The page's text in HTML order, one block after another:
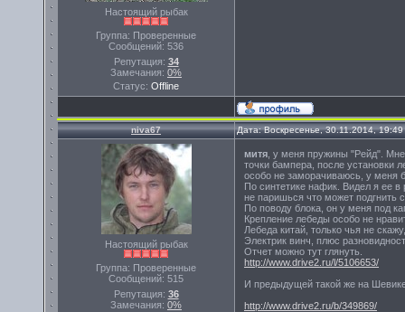
Настоящий рыбак
Группа: Проверенные
Сообщений: 536
Репутация: 34
Замечания: 0%
Статус: Offline
niva67 Дата: Воскресенье, 30.11.2014,
Настоящий рыбак
Группа: Проверенные
Сообщений: 515
Репутация: 36
Замечания: 0%
митя , у меня пружины "Рейд".
точки бампера, после установки
особо не заморачиваюсь, у
По синтетике нафик. Видел я ее в
не паришься что может подгнить
По поводу блока, он у меня под
Крепление лебеды особо не
Лебеда китай, только чья не
Электрик винч, плюс
Отчет можно тут глянуть.
http://www.drive2.ru/l/5106653/
И предыдущей такой же на
http://www.drive2.ru/b/349869/